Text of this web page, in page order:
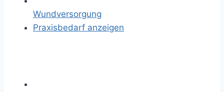
Wundversorgung
Praxisbedarf anzeigen